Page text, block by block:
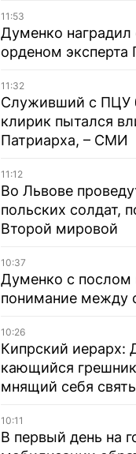
11:53
Думенко
орденом эксперта
11:32
Служивший с ПЦУ
клирик пытался
Патриарха, – СМИ
11:12
Во Львове
польских солдат,
Второй мировой
10:37
Думенко с послом
понимание между
10:26
Кипрский иерарх:
кающийся
мнящий себя
10:11
В первый день на